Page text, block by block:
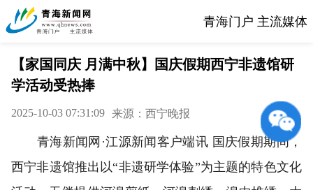
青海门户 主流媒体
【家国同庆 月满中秋】国庆假期西宁非遗馆研
学活动受热捧
2025-10-03 07:31:09 来源：西宁晚报
青海新闻网·江源新闻客户端讯 国庆假期期间，
西宁非遗馆推出以“非遗研学体验”为主题的特色文化